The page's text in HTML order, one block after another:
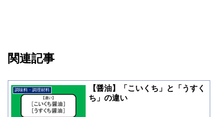
関連記事
調味料・調理材料
【醤油】「こいくち」と「うすく
ち」の違い